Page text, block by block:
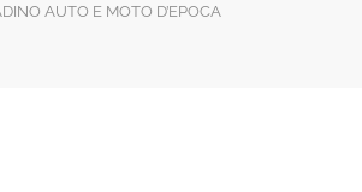
AUTO E MOTO D’EPOCA